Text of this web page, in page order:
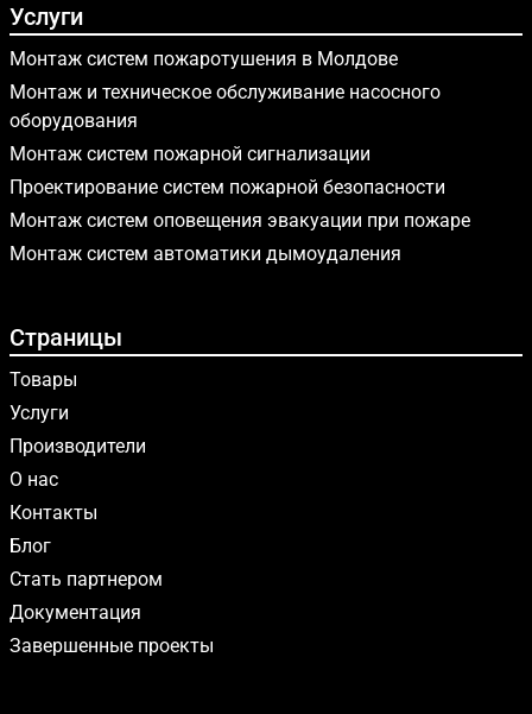
Услуги
Монтаж систем пожаротушения в Молдове
Монтаж и техническое обслуживание насосного
оборудования
Монтаж систем пожарной сигнализации
Проектирование систем пожарной безопасности
Монтаж систем оповещения эвакуации при пожаре
Монтаж систем автоматики дымоудаления
Страницы
Товары
Услуги
Производители
О нас
Контакты
Блог
Стать партнером
Документация
Завершенные проекты